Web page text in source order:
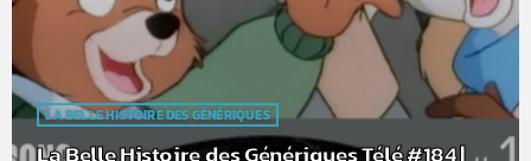
LA BELLE HISTOIRE DES GÉNÉRIQUES
La Belle Histoire des Génériques Télé #184 |